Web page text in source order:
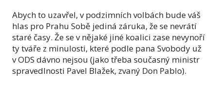
Abych to uzavřel, v podzimních volbách bude váš
hlas pro Prahu Sobě jediná záruka, že se nevrátí
staré časy. Že se v nějaké jiné koalici zase nevynoří
ty tváře z minulosti, které podle pana Svobody už
v ODS dávno nejsou (jako třeba současný ministr
spravedlnosti Pavel Blažek, zvaný Don Pablo).